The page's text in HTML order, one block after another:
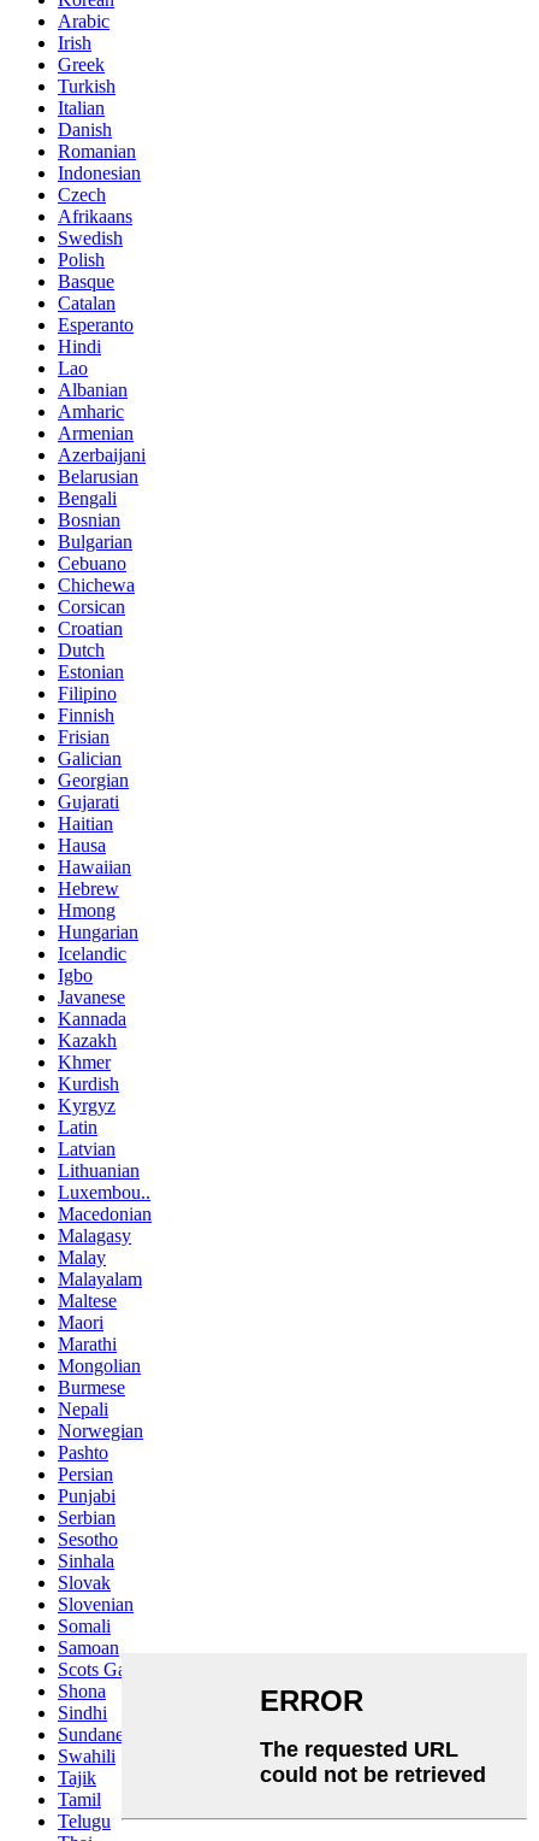
Arabic
Irish
Greek
Turkish
Italian
Danish
Romanian
Indonesian
Czech
Afrikaans
Swedish
Polish
Basque
Catalan
Esperanto
Hindi
Lao
Albanian
Amharic
Armenian
Azerbaijani
Belarusian
Bengali
Bosnian
Bulgarian
Cebuano
Chichewa
Corsican
Croatian
Dutch
Estonian
Filipino
Finnish
Frisian
Galician
Georgian
Gujarati
Haitian
Hausa
Hawaiian
Hebrew
Hmong
Hungarian
Icelandic
Igbo
Javanese
Kannada
Kazakh
Khmer
Kurdish
Kyrgyz
Latin
Latvian
Lithuanian
Luxembou..
Macedonian
Malagasy
Malay
Malayalam
Maltese
Maori
Marathi
Mongolian
Burmese
Nepali
Norwegian
Pashto
Persian
Punjabi
Serbian
Sesotho
Sinhala
Slovak
Slovenian
Somali
Samoan
Scots Gaelic
Shona
Sindhi
Sundanese
Swahili
Tajik
Tamil
Telugu